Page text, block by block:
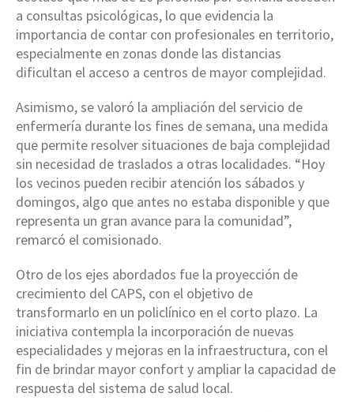
a consultas psicológicas, lo que evidencia la
importancia de contar con profesionales en territorio,
especialmente en zonas donde las distancias
dificultan el acceso a centros de mayor complejidad.
Asimismo, se valoró la ampliación del servicio de
enfermería durante los fines de semana, una medida
que permite resolver situaciones de baja complejidad
sin necesidad de traslados a otras localidades. “Hoy
los vecinos pueden recibir atención los sábados y
domingos, algo que antes no estaba disponible y que
representa un gran avance para la comunidad”,
remarcó el comisionado.
Otro de los ejes abordados fue la proyección de
crecimiento del CAPS, con el objetivo de
transformarlo en un policlínico en el corto plazo. La
iniciativa contempla la incorporación de nuevas
especialidades y mejoras en la infraestructura, con el
fin de brindar mayor confort y ampliar la capacidad de
respuesta del sistema de salud local.